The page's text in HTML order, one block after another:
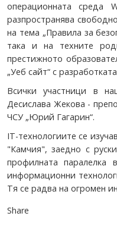
операционната
разпространява
на тема „Правила за
така и на техните
престижното
„Уеб сайт“ с
Всички участници в
Десислава Жекова -
ЧСУ „Юрий Гагарин“.
IT-технологиите се
"Камчия", заедно с
профилната паралелка
информационни
Тя се радва на огромен
Share